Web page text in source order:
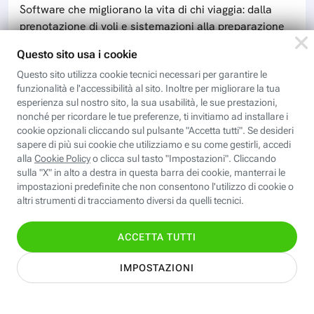
Software che migliorano la vita di chi viaggia: dalla
prenotazione di voli e sistemazioni alla preparazione
DIGITAL MAGAZINE
Le migliori app per scegliere il
ristorante